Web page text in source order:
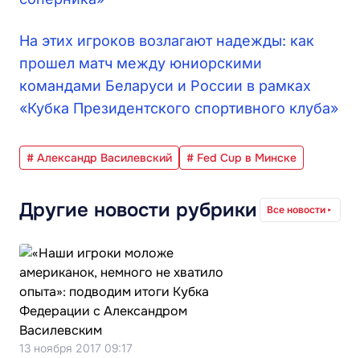
На этих игроков возлагают надежды: как
прошел матч между юниорскими
командами Беларуси и России в рамках
«Кубка Президентского спортивного клуба»
# Александр Василевский # Fed Cup в Минске
Другие новости рубрики Все новости
13 ноября 2017 09:17